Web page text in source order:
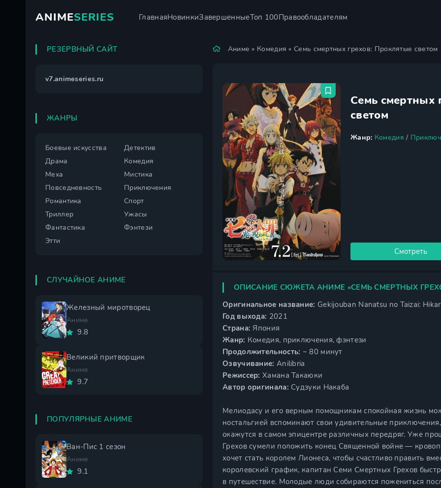
ANIMESERIES ГлавнаяНовинкиЗавершенныеТоп 100Правообладателям
Аниме » Комедия » Семь смертных грехов: Проклятые светом
Семь смертных
светом
Жанр: Комедия /
Смотреть
ОПИСАНИЕ СЮЖЕТА АНИМЕ «СЕМЬ СМЕРТНЫХ
Оригинальное название: Gekijouban Nanatsu no Taizai:
Год выхода: 2021
Страна: Япония
Жанр: Комедия, приключения, фэнтези
Продолжительность: ~ 80 минут
Озвучивание: Anilibria
Режиссер: Хамана Такаюки
Автор оригинала: Судзуки Накаба
Мелиодасу и его верным помощникам спокойная жизнь
ностальгией вспоминают свои удивительные
окажутся в самом эпицентре различных передряг. Уже
Грехов сумели положить конец Священной войне —
хочет стать королем Лионеса, чтобы счастливо править
королевский график, капитан Семи Смертных Грехов
в путешествие. Молодые люди собираются пожениться
РЕЗЕРВНЫЙ САЙТ
v7.animeseries.ru
ЖАНРЫ
Боевые искусства
Детектив
Драма
Комедия
Меха
Мистика
Повседневность
Приключения
Романтика
Спорт
Триллер
Ужасы
Фантастика
Фэнтези
Этти
СЛУЧАЙНОЕ АНИМЕ
Железный миротворец
Аниме
9.8
Великий притворщик
Аниме
9.7
ПОПУЛЯРНЫЕ АНИМЕ
Ван-Пис 1 сезон
Аниме
9.1